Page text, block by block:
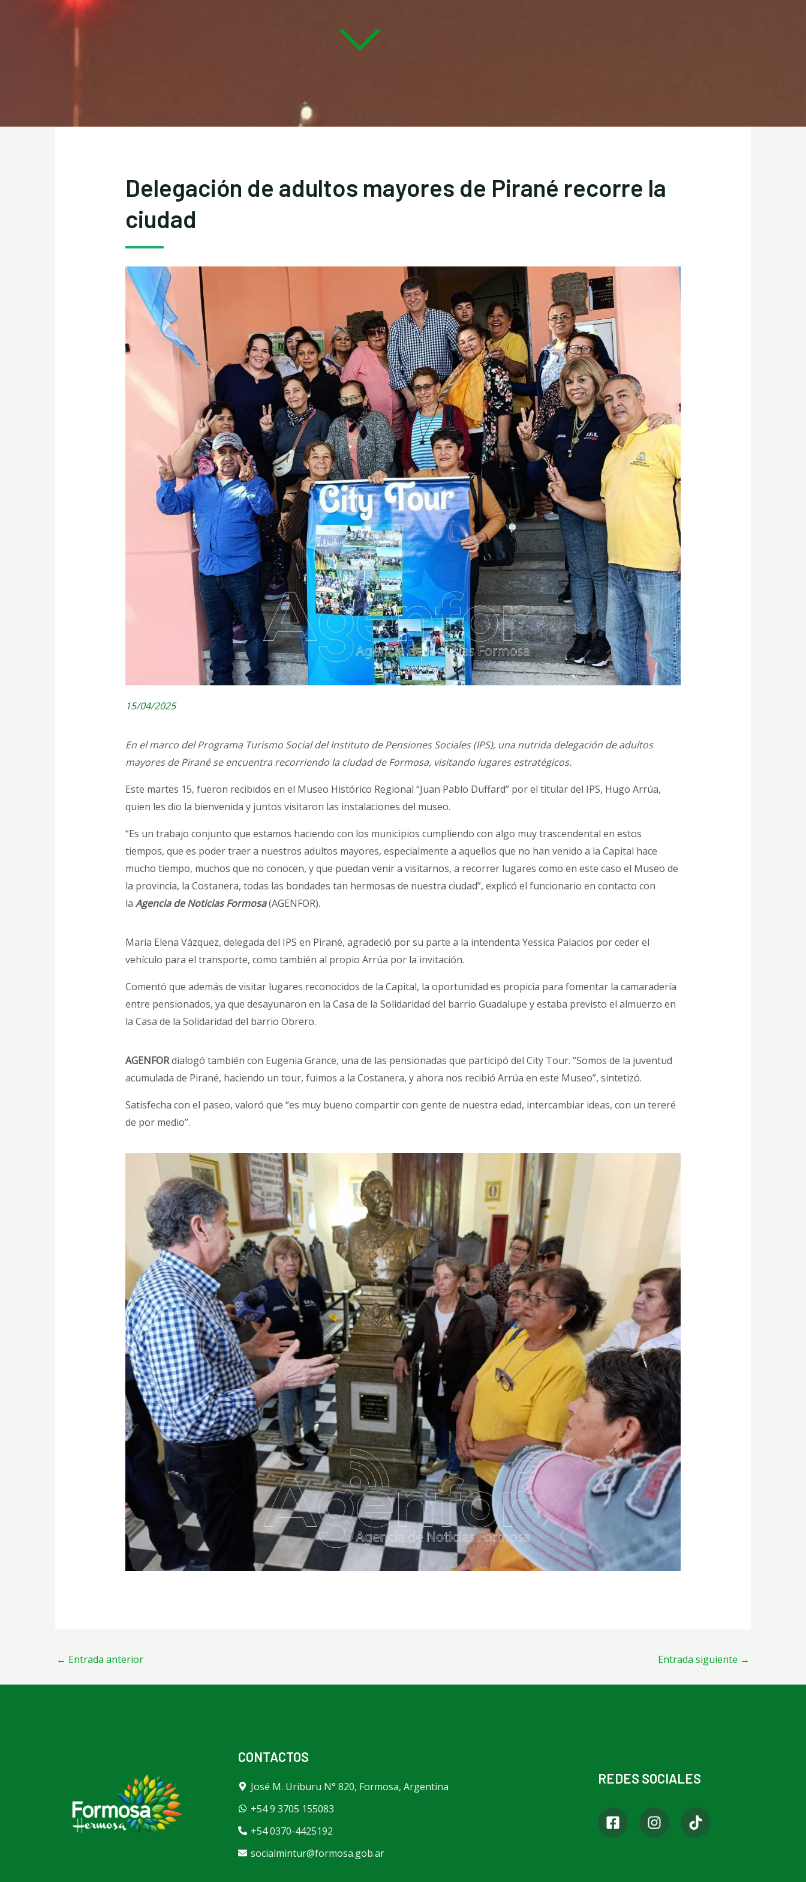
Delegación de adultos mayores de Pirané recorre la
ciudad
15/04/2025
En el marco del Programa Turismo Social del Instituto de Pensiones Sociales (IPS), una nutrida delegación de adultos
mayores de Pirané se encuentra recorriendo la ciudad de Formosa, visitando lugares estratégicos.
Este martes 15, fueron recibidos en el Museo Histórico Regional “Juan Pablo Duffard” por el titular del IPS, Hugo Arrúa,
quien les dio la bienvenida y juntos visitaron las instalaciones del museo.
“Es un trabajo conjunto que estamos haciendo con los municipios cumpliendo con algo muy trascendental en estos
tiempos, que es poder traer a nuestros adultos mayores, especialmente a aquellos que no han venido a la Capital hace
mucho tiempo, muchos que no conocen, y que puedan venir a visitarnos, a recorrer lugares como en este caso el Museo de
la provincia, la Costanera, todas las bondades tan hermosas de nuestra ciudad”, explicó el funcionario en contacto con
la Agencia de Noticias Formosa(AGENFOR).
María Elena Vázquez, delegada del IPS en Pirané, agradeció por su parte a la intendenta Yessica Palacios por ceder el
vehículo para el transporte, como también al propio Arrúa por la invitación.
Comentó que además de visitar lugares reconocidos de la Capital, la oportunidad es propicia para fomentar la camaradería
entre pensionados, ya que desayunaron en la Casa de la Solidaridad del barrio Guadalupe y estaba previsto el almuerzo en
la Casa de la Solidaridad del barrio Obrero.
AGENFORdialogó también con Eugenia Grance, una de las pensionadas que participó del City Tour. “Somos de la juventud
acumulada de Pirané, haciendo un tour, fuimos a la Costanera, y ahora nos recibió Arrúa en este Museo”, sintetizó.
Satisfecha con el paseo, valoró que “es muy bueno compartir con gente de nuestra edad, intercambiar ideas, con un tereré
de por medio”.
← Entrada anterior Entrada siguiente →
CONTACTOS
José M. Uriburu N° 820, Formosa, Argentina
+54 9 3705 155083
+54 0370-4425192
socialmintur@formosa.gob.ar
REDES SOCIALES